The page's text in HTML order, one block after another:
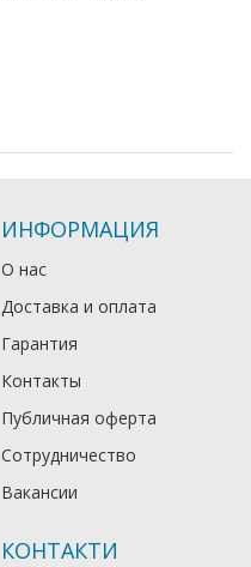
ИНФОРМАЦИЯ
О нас
Доставка и оплата
Гарантия
Контакты
Публичная оферта
Сотрудничество
Вакансии
КОНТАКТИ